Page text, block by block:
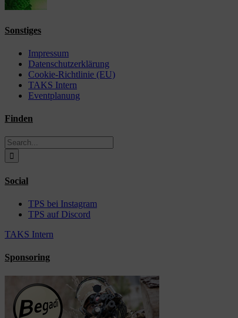
Sonstiges
Impressum
Datenschutzerklärung
Cookie-Richtlinie (EU)
TAKS Intern
Eventplanung
Finden
Search
for:
Social
TPS bei Instagram
TPS auf Discord
TAKS Intern
Sponsoring